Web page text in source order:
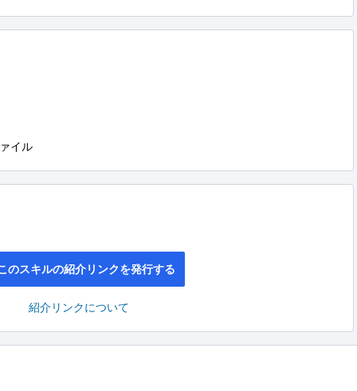
イル
のスキルの紹介リンクを発行する
紹介リンクについて